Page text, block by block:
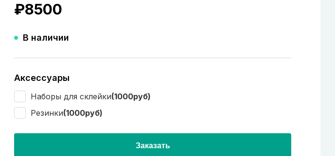
₽8500
В наличии
Аксессуары
Наборы для склейки(1000руб)
Резинки(1000руб)
Заказать